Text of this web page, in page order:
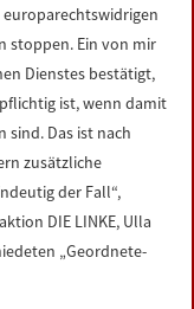
stoppen. Ein von mir
Dienstes bestätigt,
ist, wenn damit
Das ist nach
zusätzliche
der Fall“,
DIE LINKE, Ulla
„Geordnete-